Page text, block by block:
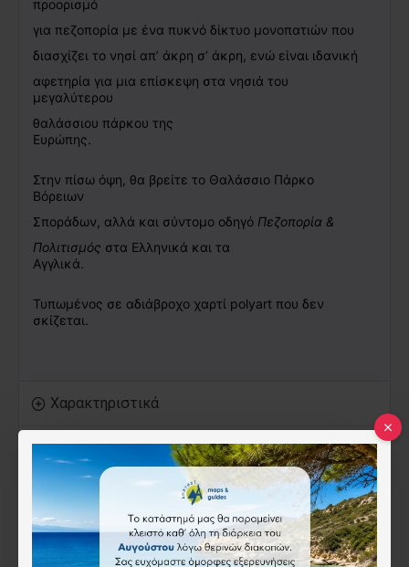
προορισμό
για πεζοπορία με ένα πυκνό δίκτυο μονοπατιών που
διασχίζει το νησί απ’ άκρη σ’ άκρη, ενώ είναι ιδανική
αφετηρία για μια επίσκεψη στα νησιά του
μεγαλύτερου
θαλάσσιου πάρκου της
Ευρώπης.
Στην πίσω όψη, θα βρείτε το Θαλάσσιο Πάρκο
Βόρειων
Σποράδων, αλλά και σύντομο οδηγό Πεζοπορία &
Πολιτισμός στα Ελληνικά και τα
Αγγλικά.
Τυπωμένος σε αδιάβροχο χαρτί polyart που δεν
σκίζεται.
Χαρακτηριστικά
Πληροφορίες για ψηφιακούς χάρτες
ISBN:978-960-8195-28-8
Anavasi